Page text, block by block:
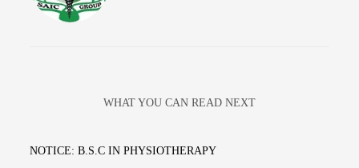
WHAT YOU CAN READ NEXT
NOTICE: B.S.C IN PHYSIOTHERAPY